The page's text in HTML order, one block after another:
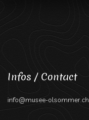
Infos / Contact
info@musee-olsommer.ch